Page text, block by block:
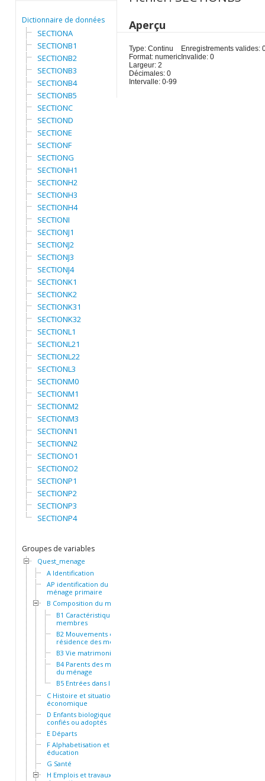
Dictionnaire de données
SECTIONA
SECTIONB1
SECTIONB2
SECTIONB3
SECTIONB4
SECTIONB5
SECTIONC
SECTIOND
SECTIONE
SECTIONF
SECTIONG
SECTIONH1
SECTIONH2
SECTIONH3
SECTIONH4
SECTIONI
SECTIONJ1
SECTIONJ2
SECTIONJ3
SECTIONJ4
SECTIONK1
SECTIONK2
SECTIONK31
SECTIONK32
SECTIONL1
SECTIONL21
SECTIONL22
SECTIONL3
SECTIONM0
SECTIONM1
SECTIONM2
SECTIONM3
SECTIONN1
SECTIONN2
SECTIONO1
SECTIONO2
SECTIONP1
SECTIONP2
SECTIONP3
SECTIONP4
Groupes de variables
Quest_menage
A Identification
AP identification du
ménage primaire
B Composition du ménage
B1 Caractéristiques des
membres
B2 Mouvements et
résidence des membres
B3 Vie matrimoniale
B4 Parents des membres
du ménage
B5 Entrées dans le ménage
C Histoire et situation socio-
économique
D Enfants biologiques,
confiés ou adoptés
E Départs
F Alphabetisation et
éducation
G Santé
H Emplois et travaux
Aperçu
Type: Continu
Format: numeric
Largeur: 2
Décimales: 0
Intervalle: 0-99
Enregistrements valides:
Invalide: 0